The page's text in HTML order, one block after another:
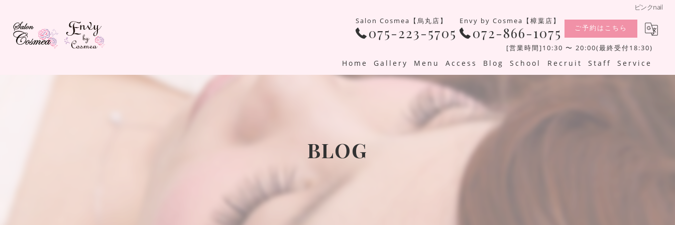
ピンクnail
Salon Cosmea【烏丸店】
075-223-5705
Envy by Cosmea【樟葉店】
072-866-1075 ご予約はこちら
[営業時間]10:30 〜 20:00(最終受付18:30)
Home Gallery Menu Access Blog School Recruit Staff Service
BLOG